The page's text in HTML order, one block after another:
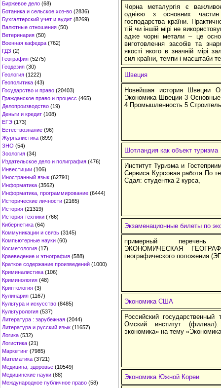
Биржевое дело (68)
Ботаника и сельское хоз-во (2836)
Бухгалтерский учет и аудит (8269)
Валютные отношения (50)
Ветеринария (50)
Военная кафедра (762)
ГДЗ (2)
География (5275)
Геодезия (30)
Геология (1222)
Геополитика (43)
Государство и право (20403)
Гражданское право и процесс (465)
Делопроизводство (19)
Деньги и кредит (108)
ЕГЭ (173)
Естествознание (96)
Журналистика (899)
ЗНО (54)
Зоология (34)
Издательское дело и полиграфия (476)
Инвестиции (106)
Иностранный язык (62791)
Информатика (3562)
Информатика, программирование (6444)
Исторические личности (2165)
История (21319)
История техники (766)
Кибернетика (64)
Коммуникации и связь (3145)
Компьютерные науки (60)
Косметология (17)
Краеведение и этнография (588)
Краткое содержание произведений (1000)
Криминалистика (106)
Криминология (48)
Криптология (3)
Кулинария (1167)
Культура и искусство (8485)
Культурология (537)
Литература : зарубежная (2044)
Литература и русский язык (11657)
Логика (532)
Логистика (21)
Маркетинг (7985)
Математика (3721)
Медицина, здоровье (10549)
Медицинские науки (88)
Международное публичное право (58)
Чорна металургія є
однією з основних
господарства країни.
тій чи іншій мірі не
адже чорні метали – це
виготовлення засобів та
якості якого в значній мірі
сил країни, темпи і масштаби
Швеция
Новейшая история Швеции
Экономика Швеции 3 Основные
4 Промышленность 5
Шотландия как объект туризма
Институт Туризма и
Сервиса Курсовая работа По
Сдал: студентка 2 курса,
Экзаменационные билеты по
примерный перечень
ЭКОНОМИЧЕСКАЯ
географического положения
Экономика США
Российский государственный
Омский институт
экономика» на тему
Экономика Южной Кореи